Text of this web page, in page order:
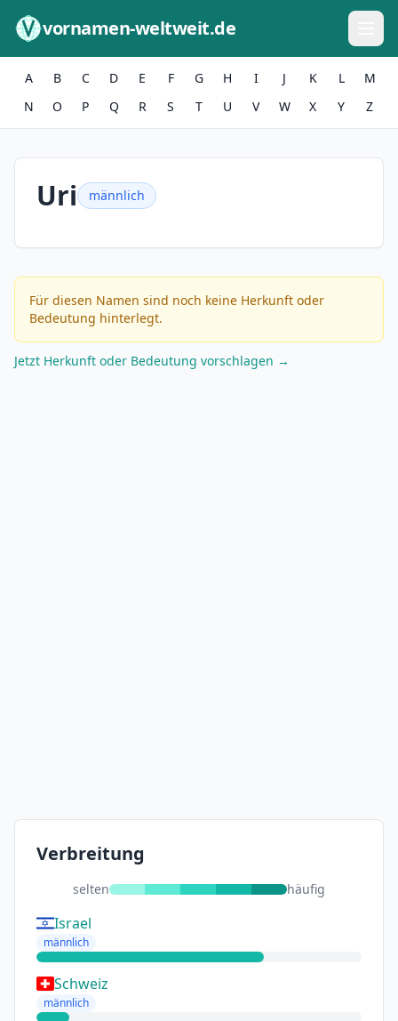
vornamen-weltweit.de
A B C D E F G H I J K L
M
N
O P Q R S T U V W X Y Z
Uri männlich
Für diesen Namen sind noch keine Herkunft oder
Bedeutung hinterlegt.
Jetzt Herkunft oder Bedeutung vorschlagen →
Verbreitung
selten häufig
Israel
männlich
Schweiz
männlich